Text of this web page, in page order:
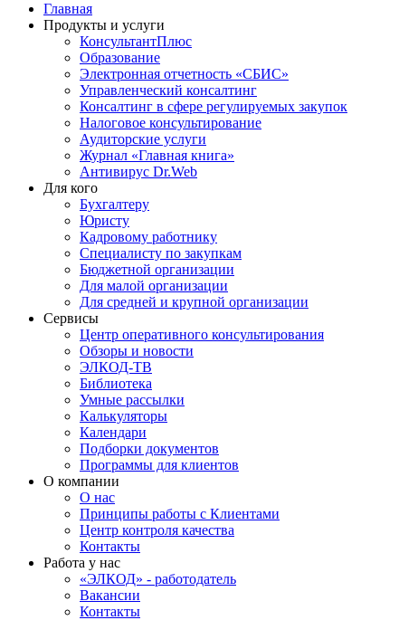
Главная
Продукты и услуги
КонсультантПлюс
Образование
Электронная отчетность «СБИС»
Управленческий консалтинг
Консалтинг в сфере регулируемых закупок
Налоговое консультирование
Аудиторские услуги
Журнал «Главная книга»
Антивирус Dr.Web
Для кого
Бухгалтеру
Юристу
Кадровому работнику
Специалисту по закупкам
Бюджетной организации
Для малой организации
Для средней и крупной организации
Сервисы
Центр оперативного консультирования
Обзоры и новости
ЭЛКОД-ТВ
Библиотека
Умные рассылки
Калькуляторы
Календари
Подборки документов
Программы для клиентов
О компании
О нас
Принципы работы с Клиентами
Центр контроля качества
Контакты
Работа у нас
«ЭЛКОД» - работодатель
Вакансии
Контакты